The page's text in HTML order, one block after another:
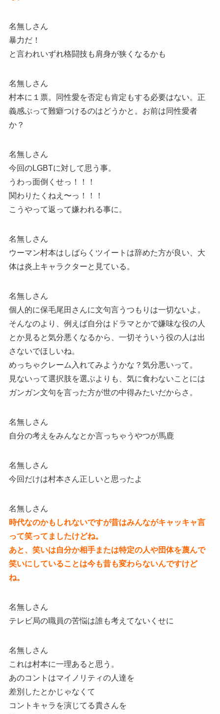
名無しさん
暴力だ！
と言われいずれ格闘技も肩身が狭くなるかも
名無しさん
村本に１票。同性愛を否定も肯定もする必要はない。正
義感ぶって難癖つけるのはどうかと。お前は同性愛者
か？
名無しさん
今回のLGBTに対して思う事。
うわっ面倒くせっ！！！
関わりたくねえ〜っ！！！
こうやって返って嫌われる事に。
名無しさん
ウーマン村本はしばらくツイートは辞めた方が良い、大
体は炎上キャラクターと見ている。
名無しさん
個人的に保毛尾田さんに文句言うつもりは一切ないよ。
そんなのより、例えば自分はドラマとかで嫌味な役の人
とか見ると気分悪くなるから、一切そういう役の人は出
さないでほしいね。
めっちゃクレーム入れてみようかな？気分悪いって。
見ないって選択肢を選ぶよりも、気に食わないことには
ガンガン文句を言った方が世の中得みたいだからさ。
名無しさん
自分の考えをみんなとか言っちゃうやつが馬鹿
名無しさん
今回だけは村本さん正しいと思ったよ
名無しさん
時代なのかもしれないですが昔はみんながキャッキャ言
って笑ってましたけどね。
あと、笑いは自分か相手または特定の人や団体を蔑んで
笑いにしていることは今も昔も変わらないんですけど
ね。
名無しさん
テレビ局の職員の苦悩は誰も考えてないくせに
名無しさん
これは村本に一理あると思う。
あのコントはマイノリティの人達を
差別したとかじゃなくて
コントキャラを演じてる貴さんを